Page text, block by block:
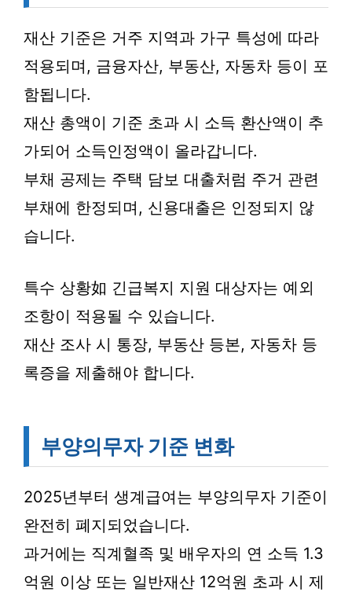
재산 기준은 거주 지역과 가구 특성에 따라
적용되며, 금융자산, 부동산, 자동차 등이 포
함됩니다.
재산 총액이 기준 초과 시 소득 환산액이 추
가되어 소득인정액이 올라갑니다.
부채 공제는 주택 담보 대출처럼 주거 관련
부채에 한정되며, 신용대출은 인정되지 않
습니다.
특수 상황如 긴급복지 지원 대상자는 예외
조항이 적용될 수 있습니다.
재산 조사 시 통장, 부동산 등본, 자동차 등
록증을 제출해야 합니다.
부양의무자 기준 변화
2025년부터 생계급여는 부양의무자 기준이
완전히 폐지되었습니다.
과거에는 직계혈족 및 배우자의 연 소득 1.3
억원 이상 또는 일반재산 12억원 초과 시 제